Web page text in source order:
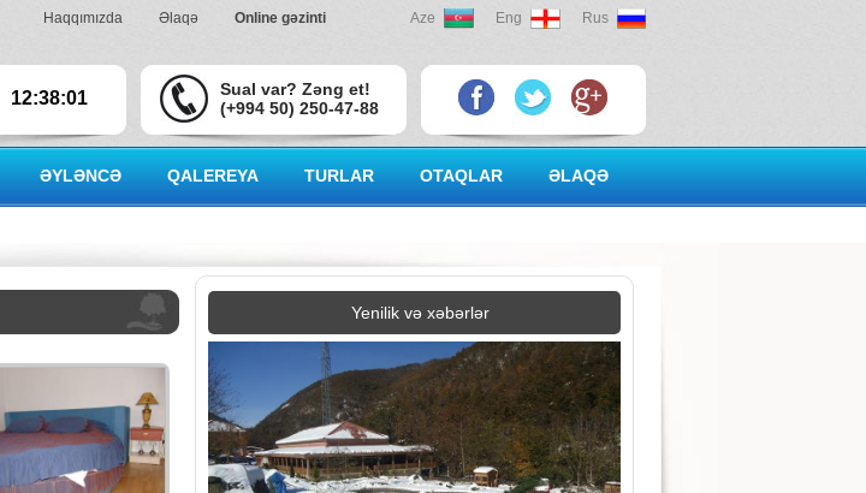
Haqqımızda Əlaqə Online gəzinti Aze Eng Rus
12:38:01
Sual var? Zəng et!
(+994 50) 250-47-88
ƏYLƏNCƏ QALEREYA TURLAR OTAQLAR ƏLAQƏ
Yenilik və xəbərlər